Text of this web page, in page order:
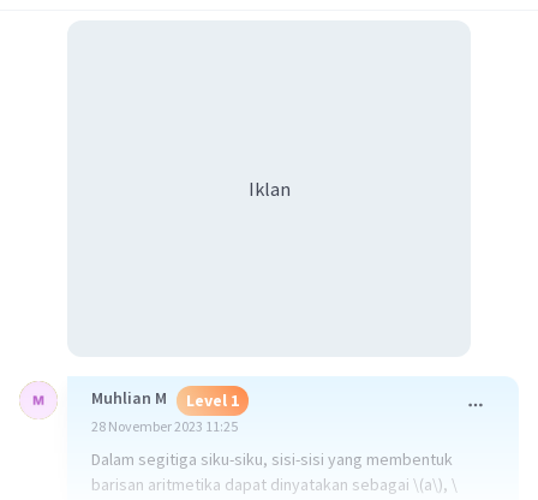
Iklan
Muhlian M Level 1
28 November 2023 11:25
Dalam segitiga siku-siku, sisi-sisi yang membentuk
barisan aritmetika dapat dinyatakan sebagai \(a\), \